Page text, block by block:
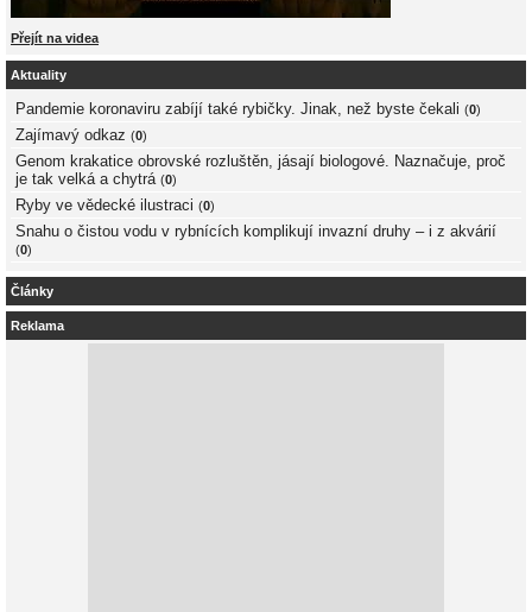
Přejít na videa
Aktuality
Pandemie koronaviru zabíjí také rybičky. Jinak, než byste čekali (0)
Zajímavý odkaz (0)
Genom krakatice obrovské rozluštěn, jásají biologové. Naznačuje, proč
je tak velká a chytrá (0)
Ryby ve vědecké ilustraci (0)
Snahu o čistou vodu v rybnících komplikují invazní druhy – i z akvárií
(0)
Články
Reklama